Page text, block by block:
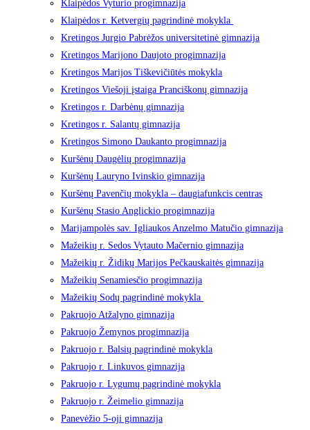
Klaipėdos Vyturio progimnazija
Klaipėdos r. Ketvergių pagrindinė mokykla
Kretingos Jurgio Pabrėžos universitetinė gimnazija
Kretingos Marijono Daujoto progimnazija
Kretingos Marijos Tiškevičiūtės mokykla
Kretingos Viešoji įstaiga Pranciškonų gimnazija
Kretingos r. Darbėnų gimnazija
Kretingos r. Salantų gimnazija
Kretingos Simono Daukanto progimnazija
Kuršėnų Daugėlių progimnazija
Kuršėnų Lauryno Ivinskio gimnazija
Kuršėnų Pavenčių mokykla – daugiafunkcis centras
Kuršėnų Stasio Anglickio progimnazija
Marijampolės sav. Igliaukos Anzelmo Matučio gimnazija
Mažeikių r. Sedos Vytauto Mačernio gimnazija
Mažeikių r. Židikų Marijos Pečkauskaitės gimnazija
Mažeikių Senamiesčio progimnazija
Mažeikių Sodų pagrindinė mokykla
Pakruojo Atžalyno gimnazija
Pakruojo Žemynos progimnazija
Pakruojo r. Balsių pagrindinė mokykla
Pakruojo r. Linkuvos gimnazija
Pakruojo r. Lygumų pagrindinė mokykla
Pakruojo r. Žeimelio gimnazija
Panevėžio 5-oji gimnazija